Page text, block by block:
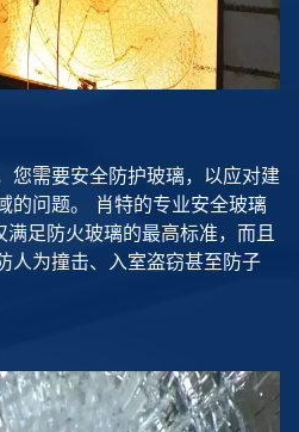
您需要安全防护玻璃，以应对建
的问题。 肖特的专业安全玻璃
足防火玻璃的最高标准，而且
人为撞击、入室盗窃甚至防子